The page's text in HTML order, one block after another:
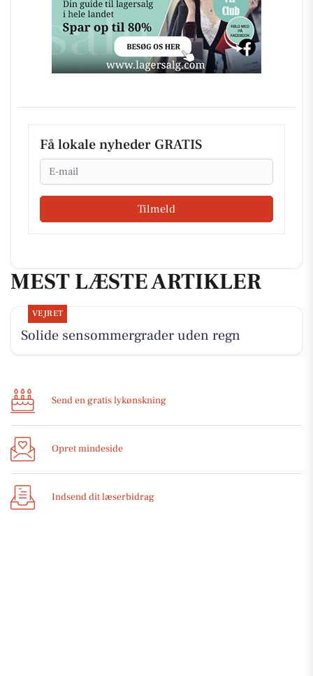
Få lokale nyheder GRATIS
Email
Tilmeld
MEST LÆSTE ARTIKLER
VEJRET
Solide sensommergrader uden regn
Send en gratis lykønskning
Opret mindeside
Indsend dit læserbidrag